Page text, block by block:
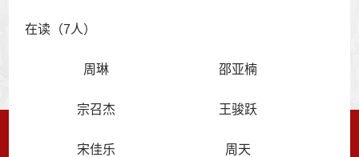
在读（7人）
周琳 邵亚楠
宗召杰 王骏跃
宋佳乐 周天